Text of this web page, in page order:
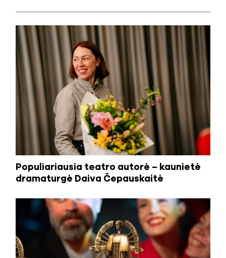
Populiariausia teatro autorė – kaunietė
dramaturgė Daiva Čepauskaitė